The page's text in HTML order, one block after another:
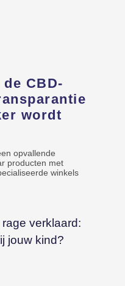
CBD-
wordt
opvallende
producten met
winkels